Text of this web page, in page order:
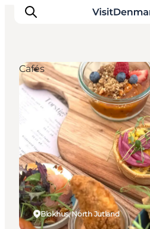
Ispirazioni
Dove andare
Cosa fare
Dove dormire
Pianifica il viaggio
Blokhus, North Jutland
Cafés